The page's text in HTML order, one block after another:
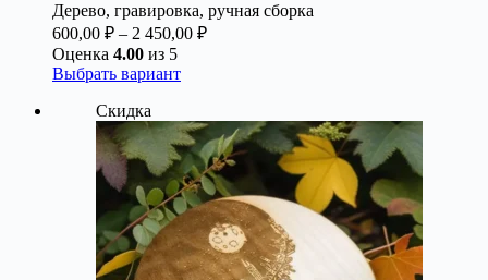
Дерево, гравировка, ручная сборка
600,00 ₽ – 2 450,00 ₽Диапазон
450,00 ₽
Оценка 4.00 из 5
Выбрать вариантЭтот
несколько
вариаций.
Опции
можно
выбрать
на
странице
товара.
Скидка